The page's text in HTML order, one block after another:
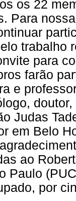
os 22
Para
trabalho
para
farão
e
Judas
em Belo
ao
Paulo
por